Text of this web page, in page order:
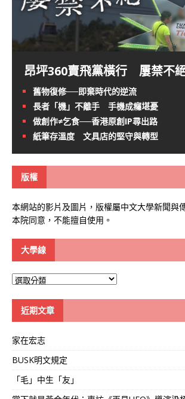
昂坪360賣飛黨橫行 屢禁不
舊物復修──即棄時代的逆流
長者「機」不離手 手機成癮堪憂
做創作≠乞食──香港原創IP尋出路
紙筆存溫度 文具店的堅守與轉型
版權
本網站的影片及圖片，版權屬中文大學新聞與
本院同意，不能擅自使用。
大學線
大
近期文章
家在宏志
BUSK明文規定
「毛」中生「友」